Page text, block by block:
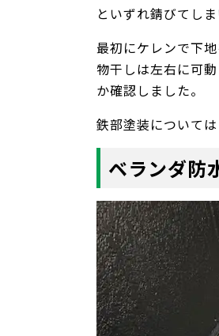
といずれ錆びてしま
最初にケレンで下
物干しは左右に可
か確認しました。
鉄部塗装について
ベランダ防